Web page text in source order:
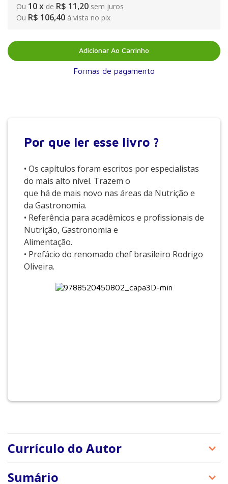
Ou 10x de R$ 11,20 sem juros
Ou R$ 106,40 à vista no pix
Adicionar Ao Carrinho
Formas de pagamento
Por que ler esse livro ?
• Os capítulos foram escritos por especialistas
do mais alto nível. Trazem o
que há de mais novo nas áreas da Nutrição e
da Gastronomia.
• Referência para acadêmicos e profissionais de
Nutrição, Gastronomia e
Alimentação.
• Prefácio do renomado chef brasileiro Rodrigo
Oliveira.
Currículo do Autor
Sobre as organizadoras:
Sumário